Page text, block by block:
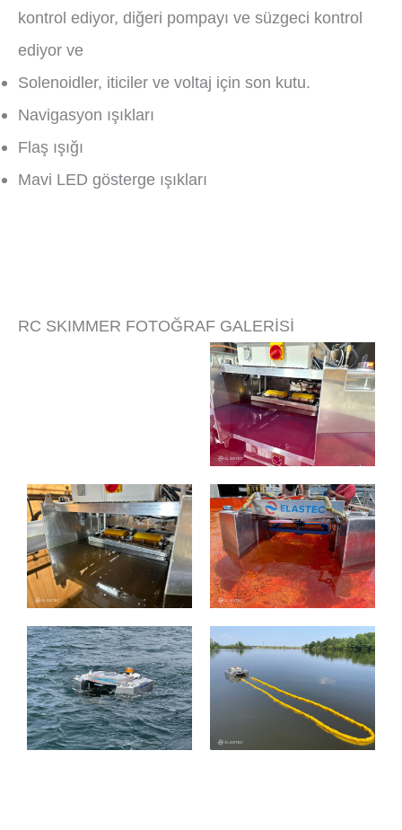
kontrol ediyor, diğeri pompayı ve süzgeci kontrol
ediyor ve
Solenoidler, iticiler ve voltaj için son kutu.
Navigasyon ışıkları
Flaş ışığı
Mavi LED gösterge ışıkları
RC SKIMMER FOTOĞRAF GALERİSİ